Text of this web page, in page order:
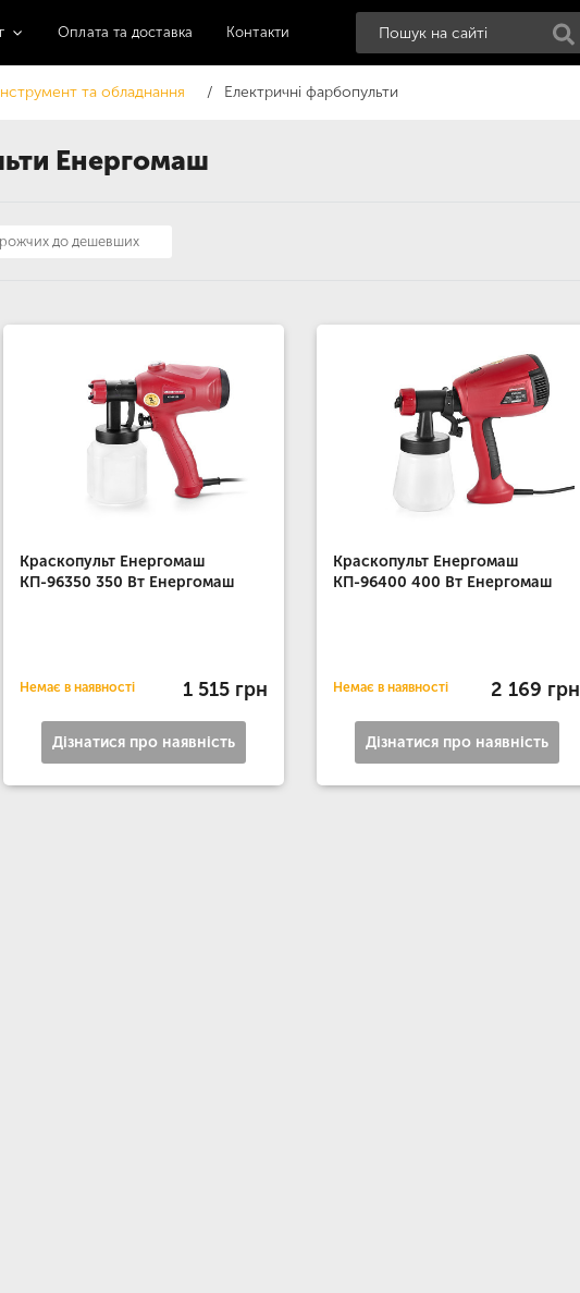
Енергомаш
Оплата та доставка Контакти
та обладнання Електричні фарбопульти
Краскопульт Енергомаш
КП-96350 350 Вт Енергомаш
Немає в наявності 1 515 грн
Дізнатися про наявність
Краскопульт Енергомаш
КП-96400 400 Вт Енергомаш
Немає в наявності 2 169 грн
Дізнатися про наявність
до дешевших